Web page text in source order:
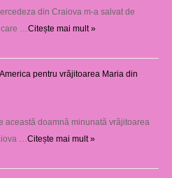
din Craiova m-a salvat de
… Citește mai mult »
pentru vrăjitoarea Maria din
această doamnă minunată vrăjitoarea
… Citește mai mult »